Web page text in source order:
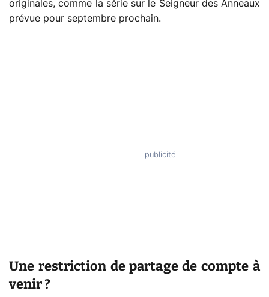
originales, comme la série sur le Seigneur des Anneaux
prévue pour septembre prochain.
Une restriction de partage de compte à
venir ?